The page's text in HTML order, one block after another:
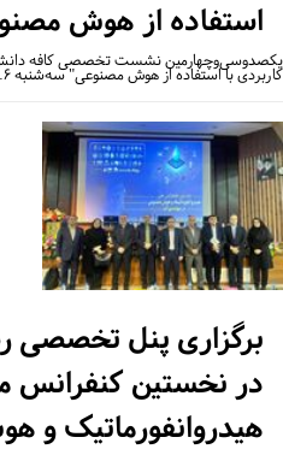
استفاده از هوش
نشست تخصصی کافه دانش با
با استفاده از هوش مصنوعی" سه‌شنبه ۶…
برگزاری پنل تخصصی
در نخستین کنفرانس
هیدروانفورماتیک و